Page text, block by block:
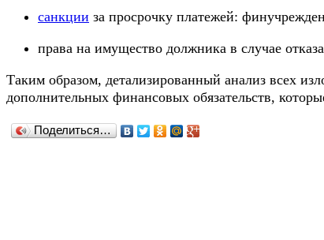
санкции за просрочку платежей:
права на имущество должника в случае
Таким образом, детализированный анализ всех
дополнительных финансовых обязательств,
Поделиться…